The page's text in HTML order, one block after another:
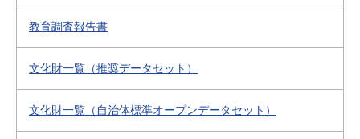
教育調査報告書
文化財一覧（推奨データセット）
文化財一覧（自治体標準オープンデータセット）